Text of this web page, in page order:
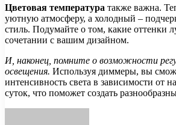
Цветовая температура также важна.
уютную атмосферу, а холодный –
стиль. Подумайте о том, какие оттенки
сочетании с вашим дизайном.
И, наконец, помните о возможности
освещения. Используя диммеры, вы
интенсивность света в зависимости от
суток, что поможет создать